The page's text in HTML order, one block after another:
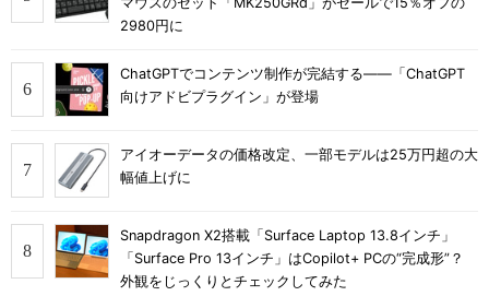
2980円に
ChatGPTでコンテンツ制作が完結する――「ChatGPT
向けアドビプラグイン」が登場
アイオーデータの価格改定、一部モデルは25万円超の大
幅値上げに
Snapdragon X2搭載「Surface Laptop 13.8インチ」
「Surface Pro 13インチ」はCopilot+ PCの“完成形”？
外観をじっくりとチェックしてみた